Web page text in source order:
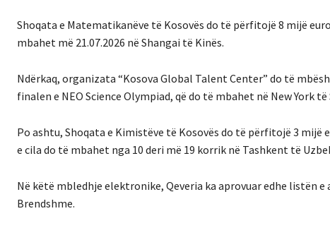
Shoqata e Matematikanëve të Kosovës do të përfitojë 8 mijë
mbahet më 21.07.2026 në Shangai të Kinës.
Ndërkaq, organizata “Kosova Global Talent Center” do të
finalen e NEO Science Olympiad, që do të mbahet në New
Po ashtu, Shoqata e Kimistëve të Kosovës do të përfitojë 3
e cila do të mbahet nga 10 deri më 19 korrik në Tashkent të
Në këtë mbledhje elektronike, Qeveria ka aprovuar edhe listën
Brendshme.